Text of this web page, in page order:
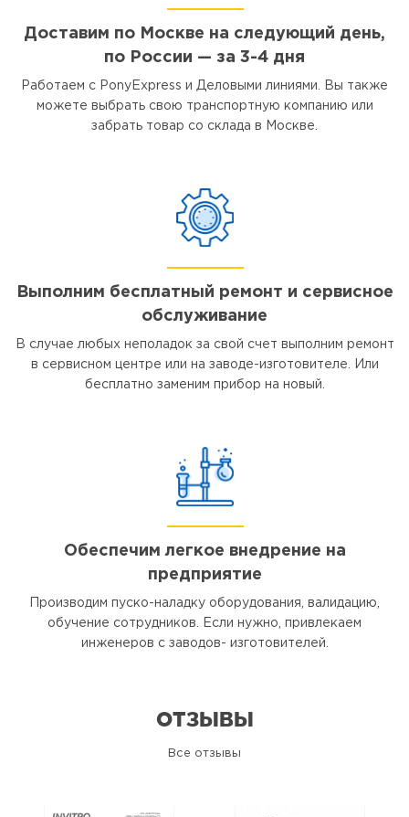
Доставим по Москве на следующий день,
по России — за 3-4 дня
Работаем с PonyExpress и Деловыми линиями. Вы также
можете выбрать свою транспортную компанию или
забрать товар со склада в Москве.
Выполним бесплатный ремонт и сервисное
обслуживание
В случае любых неполадок за свой счет выполним ремонт
в сервисном центре или на заводе-изготовителе. Или
бесплатно заменим прибор на новый.
Обеспечим легкое внедрение на
предприятие
Производим пуско-наладку оборудования, валидацию,
обучение сотрудников. Если нужно, привлекаем
инженеров с заводов- изготовителей.
ОТЗЫВЫ
Все отзывы